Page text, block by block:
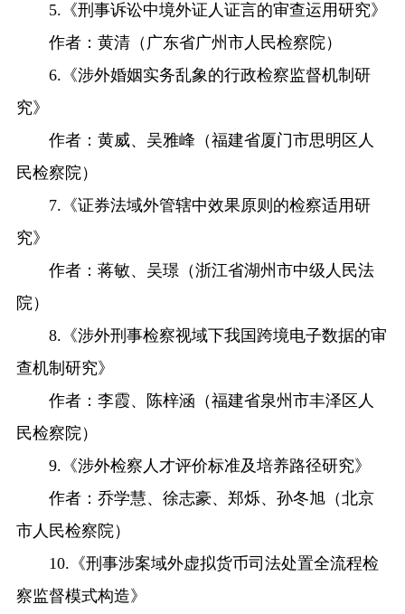
5.《刑事诉讼中境外证人证言的审查运用研究》
作者：黄清（广东省广州市人民检察院）
6.《涉外婚姻实务乱象的行政检察监督机制研
究》
作者：黄威、吴雅峰（福建省厦门市思明区人
民检察院）
7.《证券法域外管辖中效果原则的检察适用研
究》
作者：蒋敏、吴璟（浙江省湖州市中级人民法
院）
8.《涉外刑事检察视域下我国跨境电子数据的审
查机制研究》
作者：李霞、陈梓涵（福建省泉州市丰泽区人
民检察院）
9.《涉外检察人才评价标准及培养路径研究》
作者：乔学慧、徐志豪、郑烁、孙冬旭（北京
市人民检察院）
10.《刑事涉案域外虚拟货币司法处置全流程检
察监督模式构造》